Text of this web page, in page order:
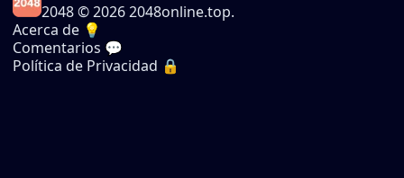
2048© 2026 2048online.top.
Acerca de 💡
Comentarios 💬
Política de Privacidad 🔒